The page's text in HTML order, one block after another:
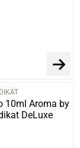
schmeckt
schmeckt
10ml Aroma by
DeLuxe